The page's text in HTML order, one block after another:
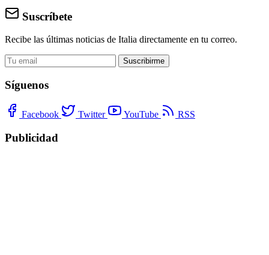
Suscríbete
Recibe las últimas noticias de Italia directamente en tu correo.
Suscribirme
Síguenos
Facebook Twitter YouTube RSS
Publicidad